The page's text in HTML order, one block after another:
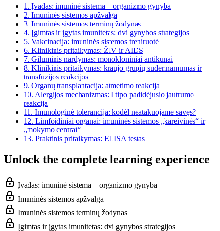
1. Įvadas: imuninė sistema – organizmo gynyba
2. Imuninės sistemos apžvalga
3. Imuninės sistemos terminų žodynas
4. Įgimtas ir įgytas imunitetas: dvi gynybos strategijos
5. Vakcinacija: imuninės sistemos treniruotė
6. Klinikinis pritaikymas: ŽIV ir AIDS
7. Giluminis nardymas: monokloniniai antikūnai
8. Klinikinis pritaikymas: kraujo grupių suderinamumas ir
transfuzijos reakcijos
9. Organų transplantacija: atmetimo reakcija
10. Alergijos mechanizmas: I tipo padidėjusio jautrumo
reakcija
11. Imunologinė tolerancija: kodėl neatakuojame savęs?
12. Limfoidiniai organai: imuninės sistemos „kareivinės“ ir
„mokymo centrai“
13. Praktinis pritaikymas: ELISA testas
Unlock the complete learning experience
Įvadas: imuninė sistema – organizmo gynyba
Imuninės sistemos apžvalga
Imuninės sistemos terminų žodynas
Įgimtas ir įgytas imunitetas: dvi gynybos strategijos